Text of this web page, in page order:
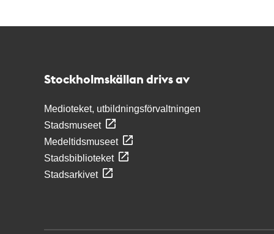
Stockholmskällan drivs av
Medioteket, utbildningsförvaltningen
Stadsmuseet
Medeltidsmuseet
Stadsbiblioteket
Stadsarkivet